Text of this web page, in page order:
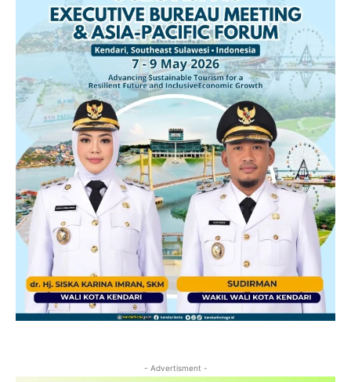
- Advertisment -